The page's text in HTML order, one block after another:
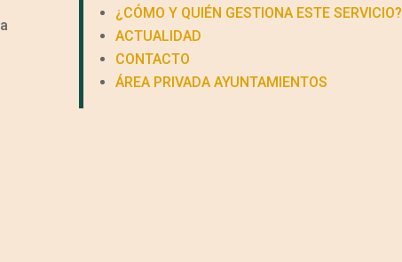
¿CÓMO Y QUIÉN GESTIONA ESTE SERVICIO?
ACTUALIDAD
CONTACTO
ÁREA PRIVADA AYUNTAMIENTOS